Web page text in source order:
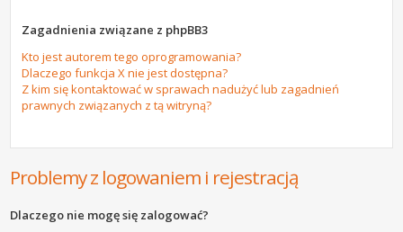
Zagadnienia związane z phpBB3
Kto jest autorem tego oprogramowania?
Dlaczego funkcja X nie jest dostępna?
Z kim się kontaktować w sprawach nadużyć lub zagadnień
prawnych związanych z tą witryną?
Problemy z logowaniem i rejestracją
Dlaczego nie mogę się zalogować?